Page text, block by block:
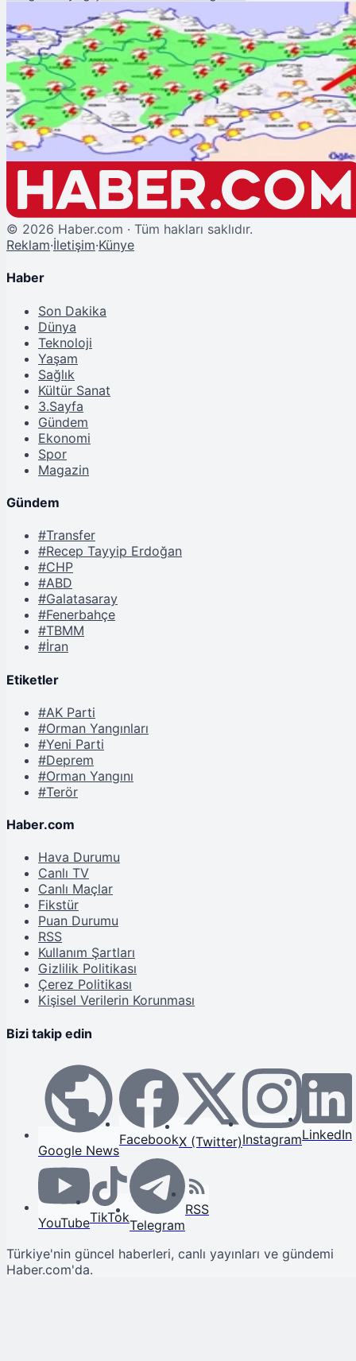
Şu An Okunan
Meteoroloji'den 5 Bölge İçin Sağanak Yağış Uyarısı
© 2026 Haber.com · Tüm hakları saklıdır.
Reklam·İletişim·Künye
Haber
Son Dakika
Dünya
Teknoloji
Yaşam
Sağlık
Kültür Sanat
3.Sayfa
Gündem
Ekonomi
Spor
Magazin
Gündem
#Transfer
#Recep Tayyip Erdoğan
#CHP
#ABD
#Galatasaray
#Fenerbahçe
#TBMM
#İran
Etiketler
#AK Parti
#Orman Yangınları
#Yeni Parti
#Deprem
#Orman Yangını
#Terör
Haber.com
Hava Durumu
Canlı TV
Canlı Maçlar
Fikstür
Puan Durumu
RSS
Kullanım Şartları
Gizlilik Politikası
Çerez Politikası
Kişisel Verilerin Korunması
Bizi takip edin
Google News
FacebookX (Twitter)InstagramLinkedIn
YouTubeTikTokTelegram
RSS
Türkiye'nin güncel haberleri, canlı yayınları ve gündemi
Haber.com'da.